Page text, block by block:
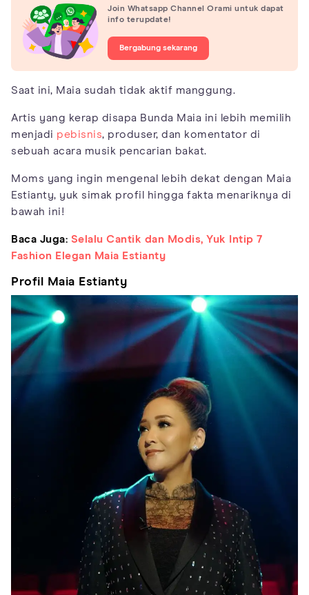
Join Whatsapp Channel Orami untuk dapat
info terupdate!
Bergabung sekarang
Saat ini, Maia sudah tidak aktif manggung.
Artis yang kerap disapa Bunda Maia ini lebih memilih
menjadi pebisnis, produser, dan komentator di
sebuah acara musik pencarian bakat.
Moms yang ingin mengenal lebih dekat dengan Maia
Estianty, yuk simak profil hingga fakta menariknya di
bawah ini!
Baca Juga: Selalu Cantik dan Modis, Yuk Intip 7
Fashion Elegan Maia Estianty
Profil Maia Estianty